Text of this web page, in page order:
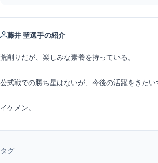
藤井 聖選手の紹介
イケメン。
タグ